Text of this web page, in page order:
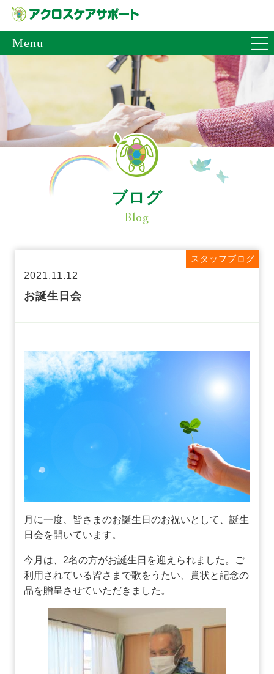
Menu
ブログ
Blog
スタッフブログ
2021.11.12
お誕生日会
月に一度、皆さまのお誕生日のお祝いとして、誕生
日会を開いています。
今月は、2名の方がお誕生日を迎えられました。ご
利用されている皆さまで歌をうたい、賞状と記念の
品を贈呈させていただきました。